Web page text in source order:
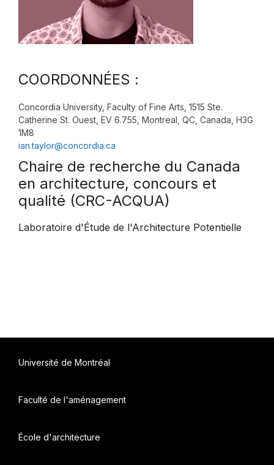
COORDONNÉES :
Concordia University, Faculty of Fine Arts, 1515 Ste.
Catherine St. Ouest, EV 6.755, Montreal, QC, Canada, H3G
1M8
ian.taylor@concordia.ca
Chaire de recherche du Canada
en architecture, concours et
qualité (CRC-ACQUA)
Laboratoire d'Étude de l'Architecture Potentielle
Université de Montréal
Faculté de l'aménagement
École d'architecture